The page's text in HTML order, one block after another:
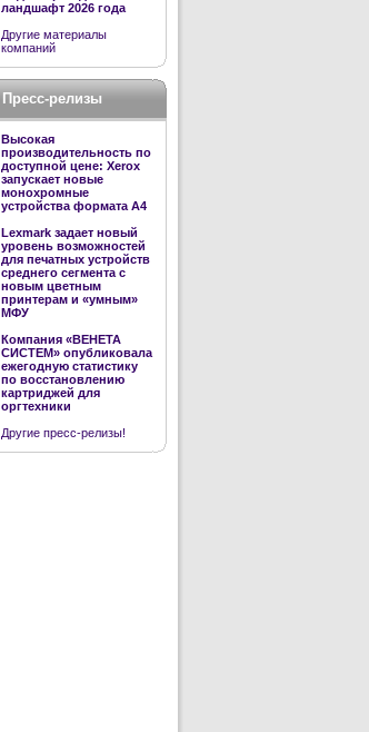
ландшафт 2026 года
Другие материалы
компаний
Пресс-релизы
Высокая
производительность по
доступной цене: Xerox
запускает новые
монохромные
устройства формата А4
Lexmark задает новый
уровень возможностей
для печатных устройств
среднего сегмента с
новым цветным
принтерам и «умным»
МФУ
Компания «ВЕНЕТА
СИСТЕМ» опубликовала
ежегодную статистику
по восстановлению
картриджей для
оргтехники
Другие пресс-релизы!